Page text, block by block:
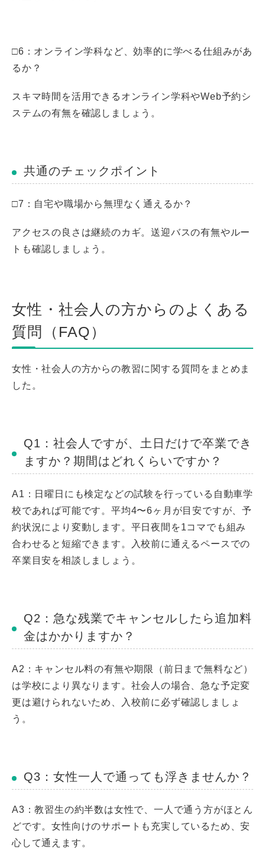
□6：オンライン学科など、効率的に学べる仕組みがあ
るか？
スキマ時間を活用できるオンライン学科やWeb予約シ
ステムの有無を確認しましょう。
共通のチェックポイント
□7：自宅や職場から無理なく通えるか？
アクセスの良さは継続のカギ。送迎バスの有無やルー
トも確認しましょう。
女性・社会人の方からのよくある
質問（FAQ）
女性・社会人の方からの教習に関する質問をまとめま
した。
Q1：社会人ですが、土日だけで卒業でき
ますか？期間はどれくらいですか？
A1：日曜日にも検定などの試験を行っている自動車学
校であれば可能です。平均4〜6ヶ月が目安ですが、予
約状況により変動します。平日夜間を1コマでも組み
合わせると短縮できます。入校前に通えるペースでの
卒業目安を相談しましょう。
Q2：急な残業でキャンセルしたら追加料
金はかかりますか？
A2：キャンセル料の有無や期限（前日まで無料など）
は学校により異なります。社会人の場合、急な予定変
更は避けられないため、入校前に必ず確認しましょ
う。
Q3：女性一人で通っても浮きませんか？
A3：教習生の約半数は女性で、一人で通う方がほとん
どです。女性向けのサポートも充実しているため、安
心して通えます。